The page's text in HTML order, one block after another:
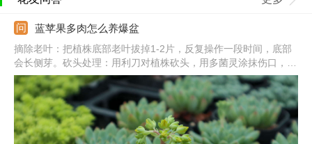
蓝苹果多肉怎么养爆盆
摘除老叶：把植株底部老叶拔掉1-2片，反复操作一段时间，底部
会长侧芽。砍头处理：用利刀对植株砍头，用多菌灵涂抹伤口，并
在阴凉通风处养。光照充足：把它放到向阳处，每天见光不少于5
个小时，夏季要避免暴晒。合理浇水：生长期保持土壤湿润，大型
植株可适当控水，保证良好的通风性。